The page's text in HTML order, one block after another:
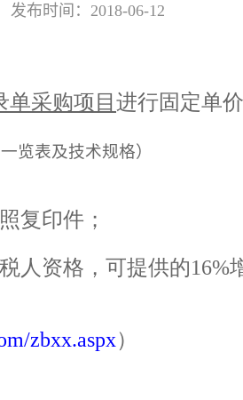
发布时间：2018-06-12
采购项目 进行固定单
览表及技术规格）
复印件；
人资格，可提供的16%
zbxx.aspx）